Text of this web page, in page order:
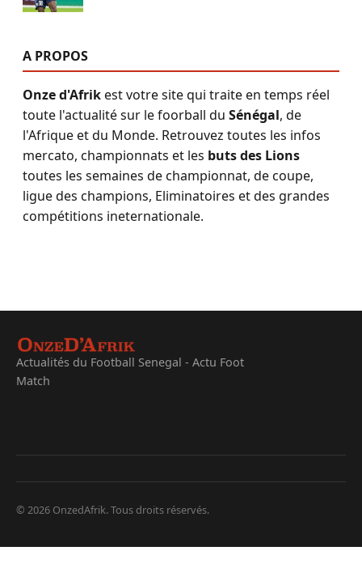
A PROPOS
Onze d'Afrikest votre site qui traite en temps réel
toute l'actualité sur le foorball du Sénégal, de
l'Afrique et du Monde. Retrouvez toutes les infos
mercato, championnats et les buts des Lions
toutes les semaines de championnat, de coupe,
ligue des champions, Eliminatoires et des grandes
compétitions ineternationale.
Actualités du Football Senegal - Actu Foot
Match
© 2026 OnzedAfrik. Tous droits réservés.